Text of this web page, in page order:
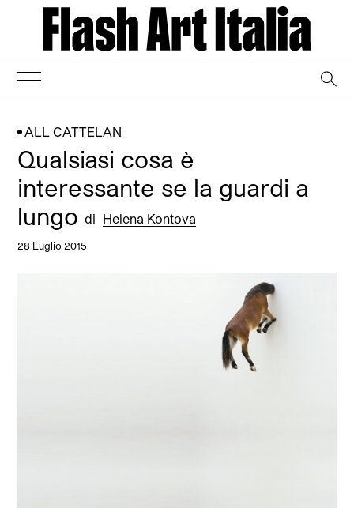
ALL CATTELAN
Qualsiasi cosa è
interessante se la guardi a
lungodi Helena Kontova
28 Luglio 2015